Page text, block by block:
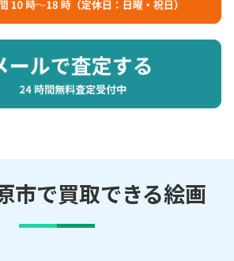
市で買取できる絵画